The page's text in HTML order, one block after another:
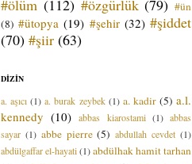
#ölüm (112) #özgürlük (79) #ün
(8) #ütopya (19) #şehir (32) #şiddet
(70) #şiir (63)
DİZİN
a. aşıcı (1) a. burak zeybek (1) a. kadir (5) a.l.
kennedy (10) abbas kiarostami (1) abbas
sayar (1) abbe pierre (5) abdullah cevdet (1)
abdülgaffar el-hayati(1)abdülhak hamit tarhan